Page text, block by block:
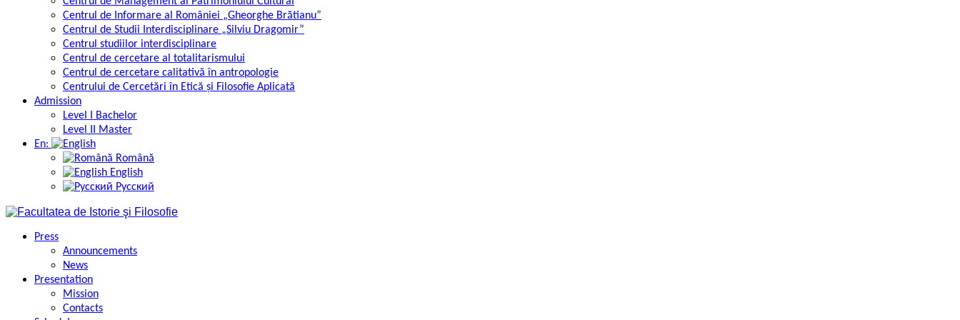
Centrul de Informare al României „Gheorghe Brătianu”
Centrul de Studii Interdisciplinare „Silviu Dragomir”
Centrul studiilor interdisciplinare
Centrul de cercetare al totalitarismului
Centrul de cercetare calitativă în antropologie
Centrului de Cercetări în Etică și Filosofie Aplicată
Admission
Level I Bachelor
Level II Master
En:
Română
English
Русский
Press
Announcements
News
Presentation
Mission
Contacts